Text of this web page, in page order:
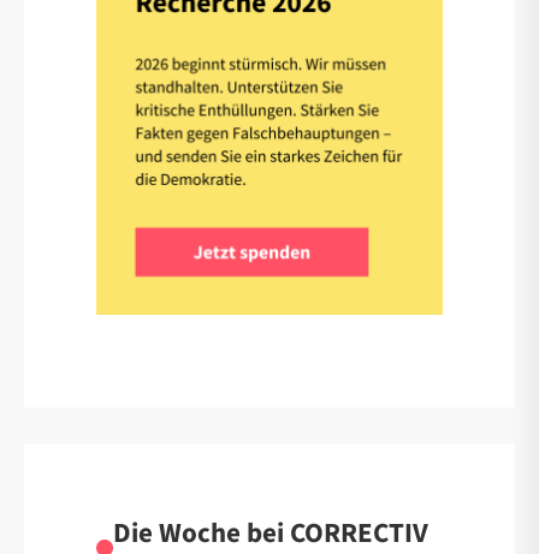
Die Woche bei CORRECTIV